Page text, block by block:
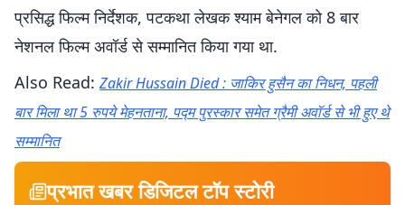
प्रसिद्ध फिल्म निर्देशक, पटकथा लेखक श्याम बेनेगल को 8 बार
नेशनल फिल्म अवॉर्ड से सम्मानित किया गया था.
Also Read: Zakir Hussain Died : जाकिर हुसैन का निधन, पहली
बार मिला था 5 रुपये मेहनताना, पद्म पुरस्कार समेत ग्रैमी अवॉर्ड से भी हुए थे
सम्मानित
प्रभात खबर डिजिटल टॉप स्टोरी